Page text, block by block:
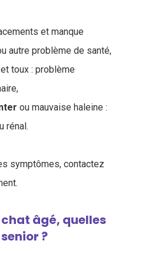
et manque
autre problème de santé,
toux : problème
ou mauvaise haleine :
rénal.
symptômes, contactez
âgé, quelles
?